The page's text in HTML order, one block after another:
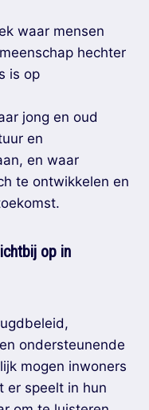
waar mensen
hechter
is op
jong en oud
en
en waar
te ontwikkelen en
op in
ondersteunende
mogen inwoners
er speelt in hun